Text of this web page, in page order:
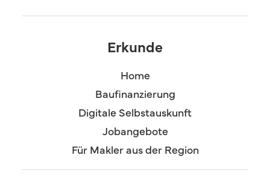
Erkunde
Home
Baufinanzierung
Digitale Selbstauskunft
Jobangebote
Für Makler aus der Region